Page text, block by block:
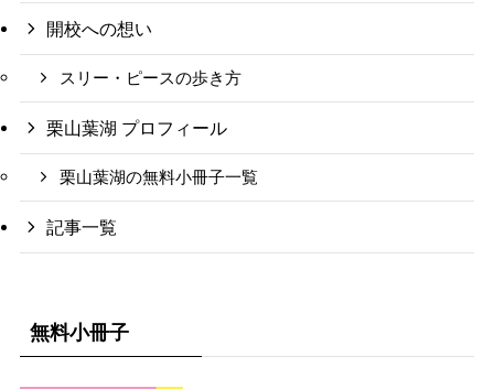
開校への想い
スリー・ピースの歩き方
栗山葉湖 プロフィール
栗山葉湖の無料小冊子一覧
記事一覧
無料小冊子